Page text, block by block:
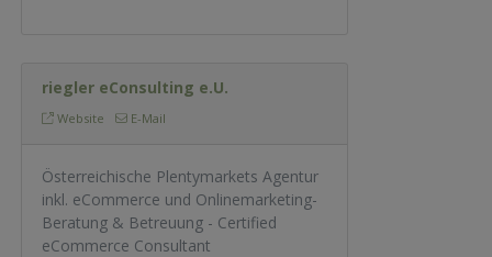
riegler eConsulting e.U.
Website E-Mail
Österreichische Plentymarkets Agentur
inkl. eCommerce und Onlinemarketing-
Beratung & Betreuung - Certified
eCommerce Consultant